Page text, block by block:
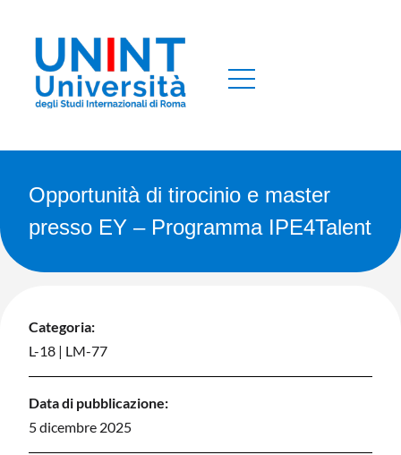
Opportunità di tirocinio e master
presso EY – Programma IPE4Talent
Categoria:
L-18 | LM-77
Data di pubblicazione:
5 dicembre 2025